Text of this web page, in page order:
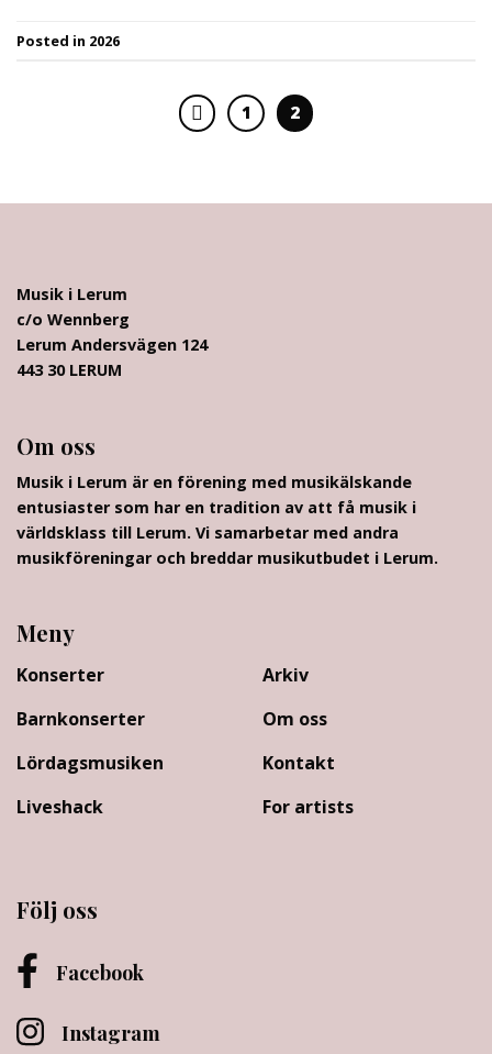
Posted in 2026
1 2
Musik i Lerum
c/o Wennberg
Lerum Andersvägen 124
443 30 LERUM
Om oss
Musik i Lerum är en förening med musikälskande
entusiaster som har en tradition av att få musik i
världsklass till Lerum. Vi samarbetar med andra
musikföreningar och breddar musikutbudet i Lerum.
Meny
Konserter
Barnkonserter
Lördagsmusiken
Liveshack
Arkiv
Om oss
Kontakt
For artists
Följ oss
Facebook
Instagram